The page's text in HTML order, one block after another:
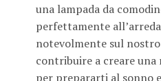
una lampada da
perfettamente
notevolmente sul
contribuire a creare
per prepararti al sonno